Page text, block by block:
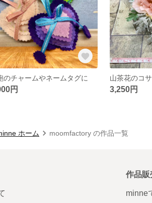
のチャームやネームタグに
円
山茶花のコ
3,250円
ホーム moomfactory の作品一覧
作品販
minne